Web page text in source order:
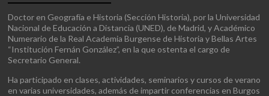
Doctor en Geografía e Historia (Sección Historia), por la Universidad
Nacional de Educación a Distancia (UNED), de Madrid, y Académico
Numerario de la Real Academia Burgense de Historia y Bellas Artes
“Institución Fernán González”, en la que ostenta el cargo de
Secretario General.
Ha participado en clases, actividades, seminarios y cursos de verano
en varias universidades, además de impartir conferencias en Burgos